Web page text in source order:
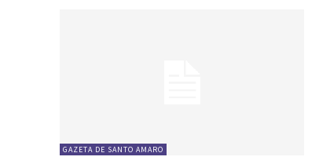
GAZETA DE SANTO AMARO